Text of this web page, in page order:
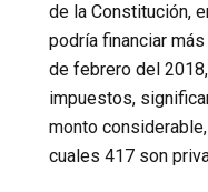
de la Constitución,
podría financiar
de febrero del
impuestos,
monto
cuales 417 son